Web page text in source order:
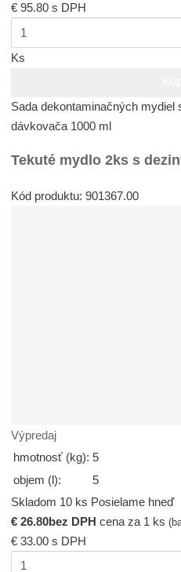
€ 95.80s DPH
Ks
Sada dekontaminačných mydiel
dávkovača 1000 ml
Tekuté mydlo 2ks s
Kód produktu: 901367.00
Výpredaj
hmotnosť (kg): 5
objem (l):
5
Skladom 10 ks Posielame hneď
€ 26.80bez DPH cena za 1 ks
€ 33.00s DPH